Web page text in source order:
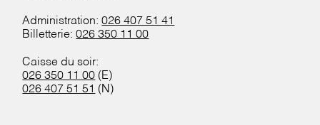
Administration:026 407 51 41
Billetterie:026 350 11 00
Caisse du soir:
026 350 11 00 (E)
026 407 51 51 (N)